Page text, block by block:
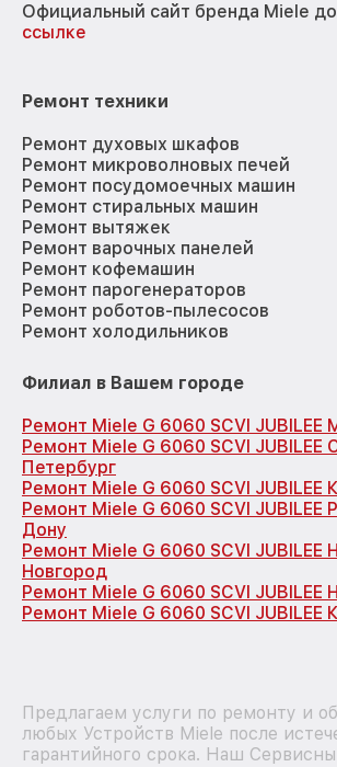
Официальный сайт бренда Miele
ссылке
Ремонт техники
Ремонт духовых шкафов
Ремонт микроволновых печей
Ремонт посудомоечных машин
Ремонт стиральных машин
Ремонт вытяжек
Ремонт варочных панелей
Ремонт кофемашин
Ремонт парогенераторов
Ремонт роботов-пылесосов
Ремонт холодильников
Филиал в Вашем городе
Ремонт Miele G 6060 SCVI JUBILEE
Ремонт Miele G 6060 SCVI JUBILEE
Петербург
Ремонт Miele G 6060 SCVI JUBILEE
Ремонт Miele G 6060 SCVI JUBILEE
Дону
Ремонт Miele G 6060 SCVI JUBILEE
Новгород
Ремонт Miele G 6060 SCVI JUBILEE
Ремонт Miele G 6060 SCVI JUBILEE
Предлагаем услуги по ремонту и
любых Устройств Miele после
гарантийного срока. Наш